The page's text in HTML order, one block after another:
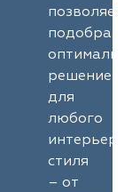
позволяет
подобрать
решение
для
любого
стиля
– от